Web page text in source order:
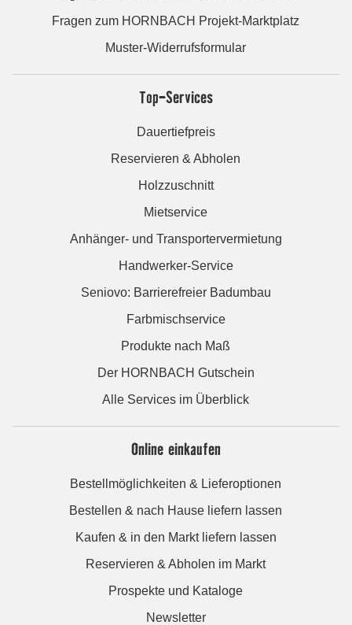
Fragen zum HORNBACH Projekt-Marktplatz
Muster-Widerrufsformular
Top-Services
Dauertiefpreis
Reservieren & Abholen
Holzzuschnitt
Mietservice
Anhänger- und Transportervermietung
Handwerker-Service
Seniovo: Barrierefreier Badumbau
Farbmischservice
Produkte nach Maß
Der HORNBACH Gutschein
Alle Services im Überblick
Online einkaufen
Bestellmöglichkeiten & Lieferoptionen
Bestellen & nach Hause liefern lassen
Kaufen & in den Markt liefern lassen
Reservieren & Abholen im Markt
Prospekte und Kataloge
Newsletter